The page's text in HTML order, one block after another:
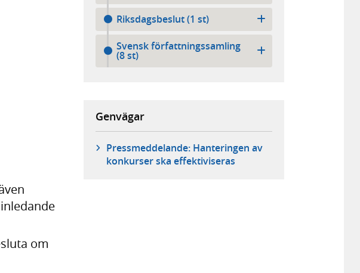
om
Riksdagsbeslut (1 st)
Svensk författningssamling
(8 st)
Genvägar
Pressmeddelande: Hanteringen av
konkurser ska effektiviseras